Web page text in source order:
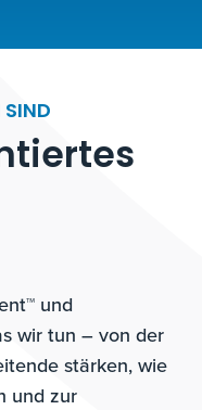
und
wir tun – von der
stärken, wie
und zur